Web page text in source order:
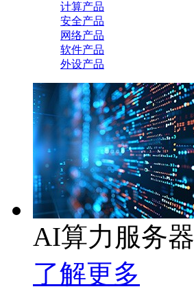
计算产品
安全产品
网络产品
软件产品
外设产品
AI算力服务器
了解更多